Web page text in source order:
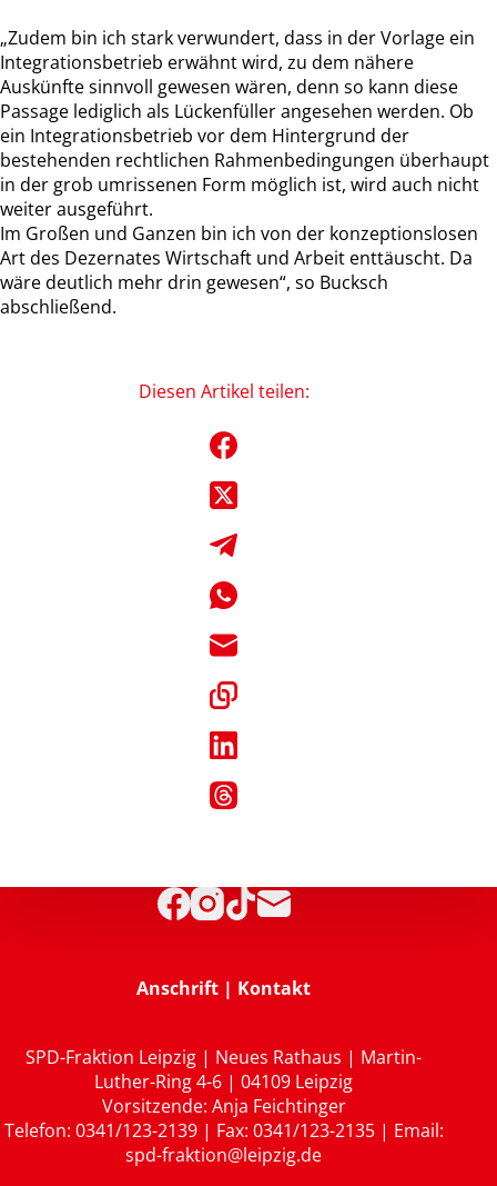
„Zudem bin ich stark verwundert, dass in der Vorlage ein
Integrationsbetrieb erwähnt wird, zu dem nähere
Auskünfte sinnvoll gewesen wären, denn so kann diese
Passage lediglich als Lückenfüller angesehen werden. Ob
ein Integrationsbetrieb vor dem Hintergrund der
bestehenden rechtlichen Rahmenbedingungen überhaupt
in der grob umrissenen Form möglich ist, wird auch nicht
weiter ausgeführt.
Im Großen und Ganzen bin ich von der konzeptionslosen
Art des Dezernates Wirtschaft und Arbeit enttäuscht. Da
wäre deutlich mehr drin gewesen“, so Bucksch
abschließend.
Diesen Artikel teilen:
Anschrift | Kontakt
SPD-Fraktion Leipzig | Neues Rathaus | Martin-
Luther-Ring 4-6 | 04109 Leipzig
Vorsitzende: Anja Feichtinger
Telefon: 0341/123-2139 | Fax: 0341/123-2135 | Email:
spd-fraktion@leipzig.de